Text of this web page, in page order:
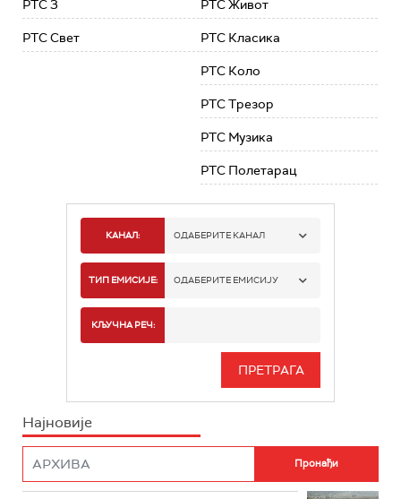
РТС 3
РТС Свет
РТС Живот
РТС Класика
РТС Коло
РТС Трезор
РТС Музика
РТС Полетарац
КАНАЛ: ОДАБЕРИТЕ КАНАЛ
РТС 1
РТС 3
ТИП ЕМИСИЈЕ: ОДАБЕРИТЕ ЕМИСИЈУ
ИНФО
КЉУЧНА РЕЧ:
Најновије